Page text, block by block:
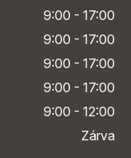
9:00 - 17:00
9:00 - 17:00
9:00 - 17:00
9:00 - 17:00
9:00 - 12:00
Zárva